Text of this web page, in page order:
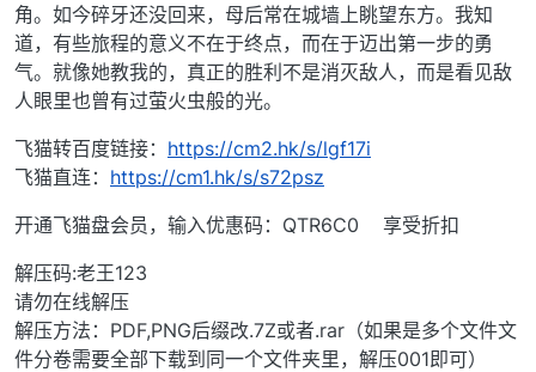
角。如今碎牙还没回来，母后常在城墙上眺望东方。我知
道，有些旅程的意义不在于终点，而在于迈出第一步的勇
气。就像她教我的，真正的胜利不是消灭敌人，而是看见敌
人眼里也曾有过萤火虫般的光。
飞猫转百度链接： https://cm2.hk/s/lgf17i
飞猫直连： https://cm1.hk/s/s72psz
开通飞猫盘会员，输入优惠码：QTR6C0 享受折扣
解压码:老王123
请勿在线解压
解压方法：PDF,PNG后缀改.7Z或者.rar（如果是多个文件文
件分卷需要全部下载到同一个文件夹里，解压001即可）